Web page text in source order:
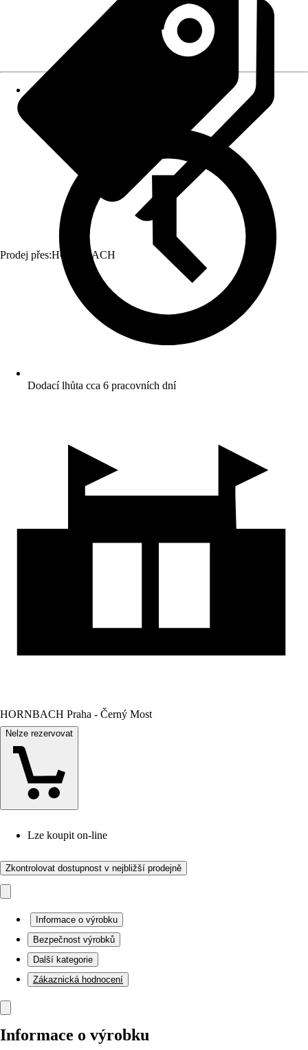
Prodej přes:HORNBACH
Dodací lhůta cca 6 pracovních dní
HORNBACH Praha - Černý Most
Nelze rezervovat
Lze koupit on-line
Zkontrolovat dostupnost v nejbližší prodejně
Informace o výrobku
Bezpečnost výrobků
Další kategorie
Zákaznická hodnocení
Informace o výrobku